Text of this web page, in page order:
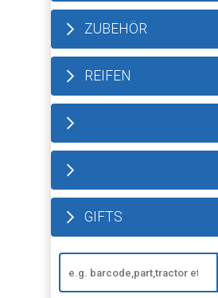
ZUBEHÖR
REIFEN
GIFTS